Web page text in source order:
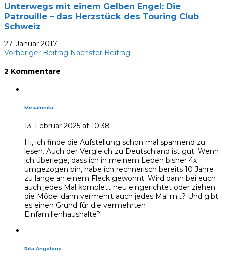
Unterwegs mit einem Gelben Engel: Die
Patrouille – das Herzstück des Touring Club
Schweiz
27. Januar 2017
Vorheriger Beitrag Nächster Beitrag
2 Kommentare
Mesalunita
13. Februar 2025 at 10:38
Hi, ich finde die Aufstellung schon mal spannend zu
lesen. Auch der Vergleich zu Deutschland ist gut. Wenn
ich überlege, dass ich in meinem Leben bisher 4x
umgezogen bin, habe ich rechnerisch bereits 10 Jahre
zu lange an einem Fleck gewohnt. Wird dann bei euch
auch jedes Mal komplett neu eingerichtet oder ziehen
die Möbel dann vermehrt auch jedes Mal mit? Und gibt
es einen Grund für die vermehrten
Einfamilienhaushalte?
Rita Angelone